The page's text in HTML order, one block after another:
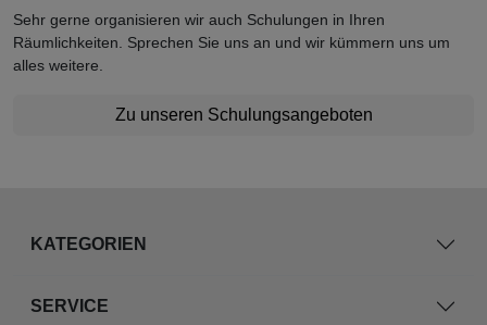
Sehr gerne organisieren wir auch Schulungen in Ihren
Räumlichkeiten. Sprechen Sie uns an und wir kümmern uns um
alles weitere.
Zu unseren Schulungsangeboten
KATEGORIEN
SERVICE